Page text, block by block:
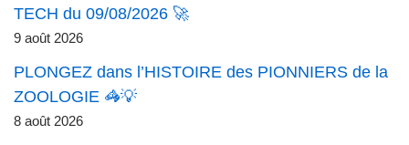
TECH du 09/08/2026 🚀
9 août 2026
PLONGEZ dans l’HISTOIRE des PIONNIERS de la
ZOOLOGIE 🦓💡
8 août 2026